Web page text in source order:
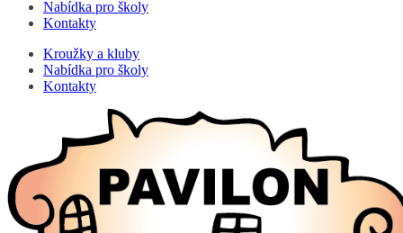
Nabídka pro školy
Kontakty
Kroužky a kluby
Nabídka pro školy
Kontakty